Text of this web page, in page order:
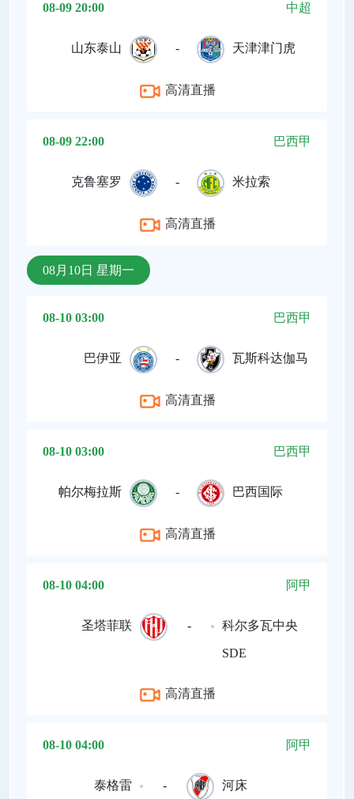
08-09 20:00 中超
山东泰山 - 天津津门虎
高清直播
08-09 22:00 巴西甲
克鲁塞罗 - 米拉索
高清直播
08月10日 星期一
08-10 03:00 巴西甲
巴伊亚 - 瓦斯科达伽马
高清直播
08-10 03:00 巴西甲
帕尔梅拉斯 - 巴西国际
高清直播
08-10 04:00 阿甲
圣塔菲联 - 科尔多瓦中央
SDE
高清直播
08-10 04:00 阿甲
泰格雷 - 河床